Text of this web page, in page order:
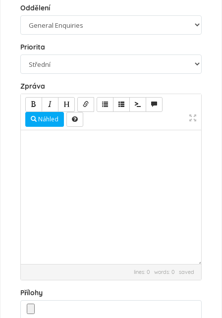
Oddělení
Priorita
Zpráva
Náhled
lines: 0 words: 0 saved
Přílohy